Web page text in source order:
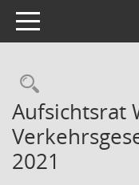
Toggle navigation
Aufsichtsrat
2021